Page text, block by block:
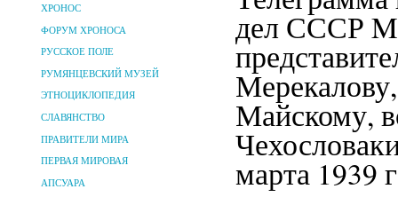
ХРОНОС
ФОРУМ ХРОНОСА
РУССКОЕ ПОЛЕ
РУМЯНЦЕВСКИЙ МУЗЕЙ
ЭТНОЦИКЛОПЕДИЯ
СЛАВЯНСТВО
ПРАВИТЕЛИ МИРА
ПЕРВАЯ МИРОВАЯ
АПСУАРА
дел СССР
Майскому,
марта 1939